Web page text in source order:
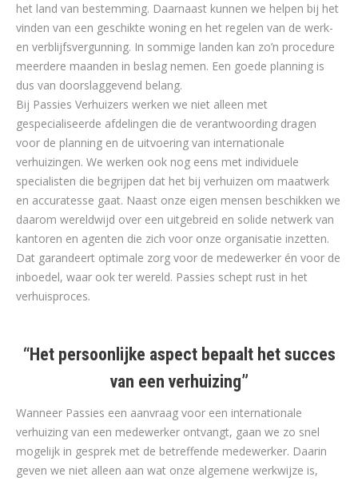
het land van bestemming. Daarnaast kunnen we helpen bij het
vinden van een geschikte woning en het regelen van de werk-
en verblijfsvergunning. In sommige landen kan zo’n procedure
meerdere maanden in beslag nemen. Een goede planning is
dus van doorslaggevend belang.
Bij Passies Verhuizers werken we niet alleen met
gespecialiseerde afdelingen die de verantwoording dragen
voor de planning en de uitvoering van internationale
verhuizingen. We werken ook nog eens met individuele
specialisten die begrijpen dat het bij verhuizen om maatwerk
en accuratesse gaat. Naast onze eigen mensen beschikken we
daarom wereldwijd over een uitgebreid en solide netwerk van
kantoren en agenten die zich voor onze organisatie inzetten.
Dat garandeert optimale zorg voor de medewerker én voor de
inboedel, waar ook ter wereld. Passies schept rust in het
verhuisproces.
“Het persoonlijke aspect bepaalt het succes
van een verhuizing”
Wanneer Passies een aanvraag voor een internationale
verhuizing van een medewerker ontvangt, gaan we zo snel
mogelijk in gesprek met de betreffende medewerker. Daarin
geven we niet alleen aan wat onze algemene werkwijze is,